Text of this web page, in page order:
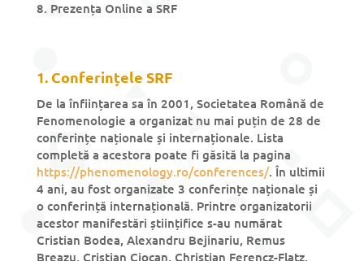
Prezența Online a SRF
1. Conferințele SRF
De la înființarea sa în 2001, Societatea Română de
Fenomenologie a organizat nu mai puțin de 28 de
conferințe naționale și internaționale. Lista
completă a acestora poate fi găsită la pagina
https://phenomenology.ro/conferences/. În ultimii
4 ani, au fost organizate 3 conferințe naționale și
o conferință internațională. Printre organizatorii
acestor manifestări științifice s-au numărat
Cristian Bodea, Alexandru Bejinariu, Remus
Breazu, Cristian Ciocan, Christian Ferencz-Flatz,